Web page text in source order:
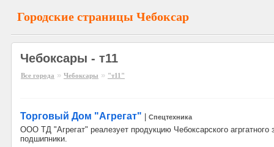
Городские страницы Чебоксар
Чебоксары - т11
Все города » Чебоксары » "т11"
Торговый Дом "Агрегат" Спецтехника
ООО ТД "Агрегат" реалезует продукцию Чебоксарского
подшипники.